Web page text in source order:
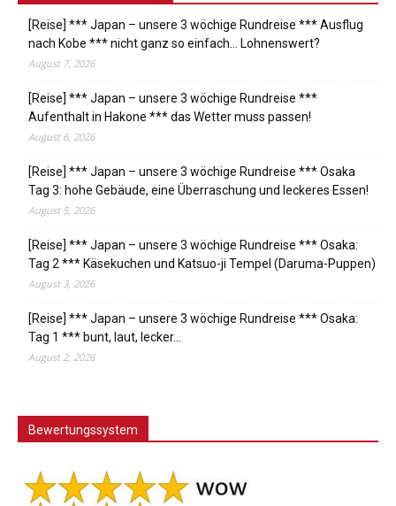
[Reise] *** Japan – unsere 3 wöchige Rundreise *** Ausflug
nach Kobe *** nicht ganz so einfach… Lohnenswert?
August 7, 2026
[Reise] *** Japan – unsere 3 wöchige Rundreise ***
Aufenthalt in Hakone *** das Wetter muss passen!
August 6, 2026
[Reise] *** Japan – unsere 3 wöchige Rundreise *** Osaka
Tag 3: hohe Gebäude, eine Überraschung und leckeres Essen!
August 5, 2026
[Reise] *** Japan – unsere 3 wöchige Rundreise *** Osaka:
Tag 2 *** Käsekuchen und Katsuo-ji Tempel (Daruma-Puppen)
August 3, 2026
[Reise] *** Japan – unsere 3 wöchige Rundreise *** Osaka:
Tag 1 *** bunt, laut, lecker…
August 2, 2026
Bewertungssystem